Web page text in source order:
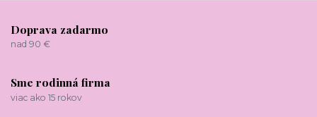
Doprava zadarmo
nad 90 €
Sme rodinná firma
viac ako 15 rokov